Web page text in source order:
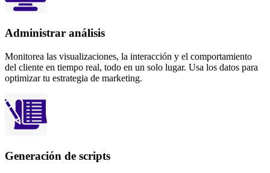
Administrar análisis
Monitorea las visualizaciones, la interacción y el comportamiento
del cliente en tiempo real, todo en un solo lugar. Usa los datos para
optimizar tu estrategia de marketing.
Generación de scripts